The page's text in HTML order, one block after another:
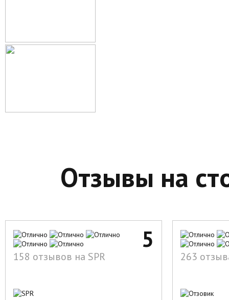
Отзывы на
5
158 отзывов на SPR 263